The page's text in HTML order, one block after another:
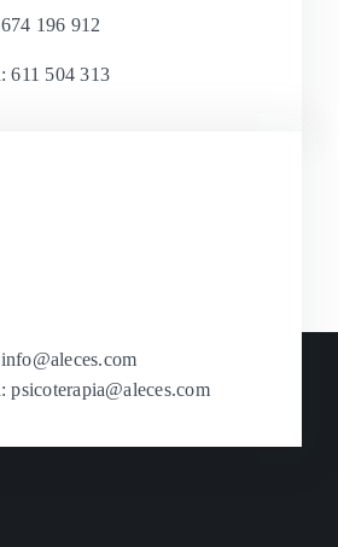
196 912
611 504 313
psicoterapia@aleces.com